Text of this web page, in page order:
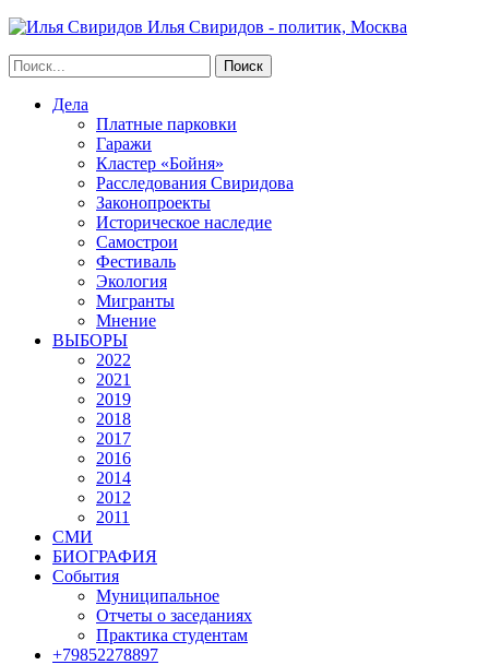
Илья Свиридов - политик, Москва
Дела
Платные парковки
Гаражи
Кластер «Бойня»
Расследования Свиридова
Законопроекты
Историческое наследие
Самострои
Фестиваль
Экология
Мигранты
Мнение
ВЫБОРЫ
2022
2021
2019
2018
2017
2016
2014
2012
2011
СМИ
БИОГРАФИЯ
События
Муниципальное
Отчеты о заседаниях
Практика студентам
+79852278897